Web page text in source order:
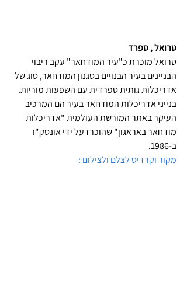
טרואל , ספרד
טרואל מוכרת כ"עיר המודחאר" עקב ריבוי
הבניינים בעיר הבנויים בסגנון המודחאר, סוג של
אדריכלות גותית ספרדית עם השפעות מוריות.
בנייני אדריכלות המודחאר בעיר הם המרכיב
העיקר באתר המורשת העולמית "אדריכלות
מודחאר באראגון" שהוכרז על ידי אונסק"ו
ב-1986.
מקור וקרדיט לצלם ולצילום :